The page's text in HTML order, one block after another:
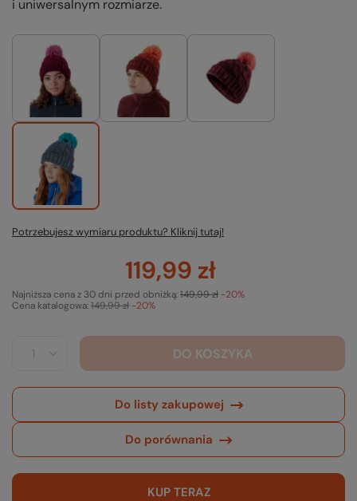
i uniwersalnym rozmiarze.
Potrzebujesz wymiaru produktu? Kliknij tutaj!
119,99 zł
Cena katalogowa:149,99 zł -20%
Najniższa cena z 30 dni przed obniżką:149,99 zł -20%
DO KOSZYKA
Do listy zakupowej
Do porównania
KUP TERAZ